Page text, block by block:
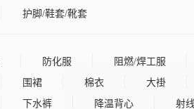
护脚/鞋套/靴套
防化服
阻燃/焊工服
围裙 棉衣
大褂
下水裤 降温背心 射